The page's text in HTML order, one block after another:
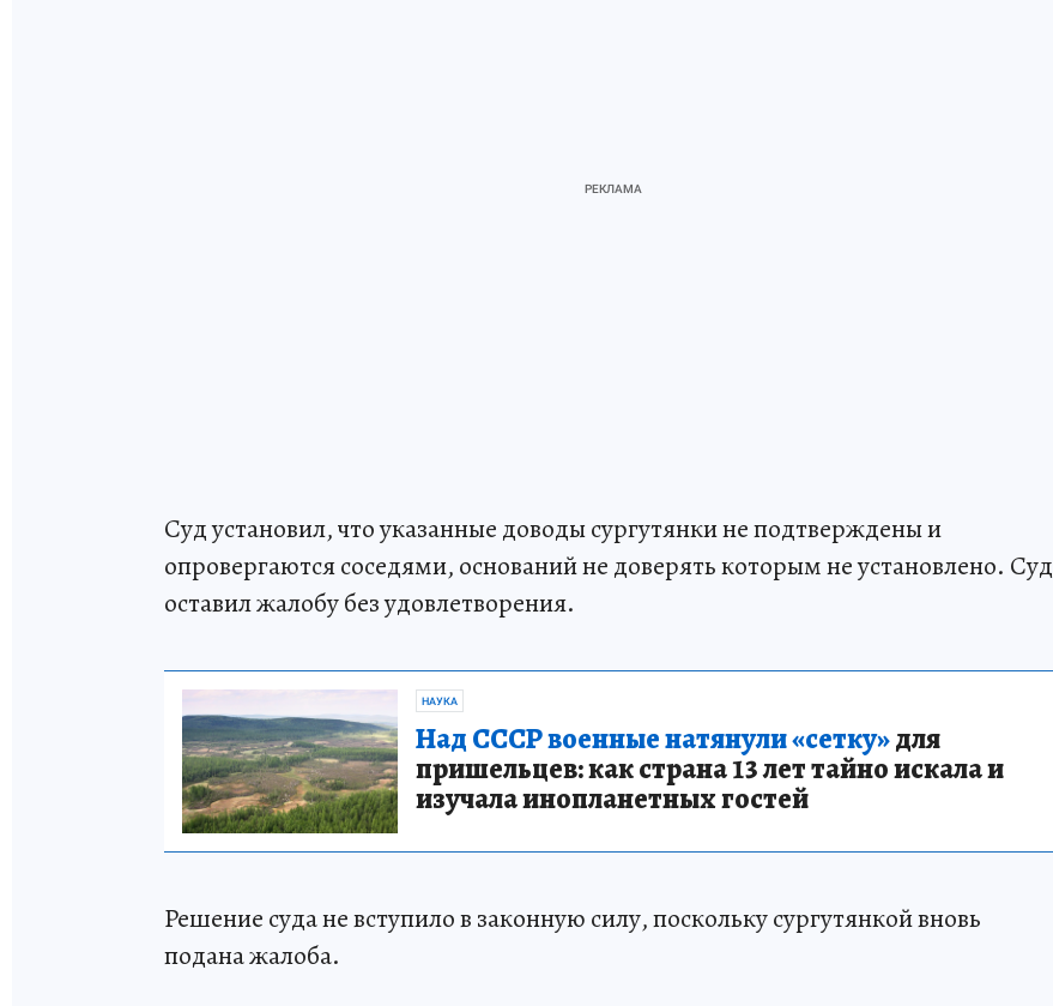
Суд установил, что указанные доводы сургутянки не подтверждены и
опровергаются соседями, оснований не доверять которым не установлено. Суд
оставил жалобу без удовлетворения.
НАУКА
Над СССР военные натянули «сетку»для
пришельцев: как страна 13 лет тайно искала и
изучала инопланетных гостей
Решение суда не вступило в законную силу, поскольку сургутянкой вновь
подана жалоба.